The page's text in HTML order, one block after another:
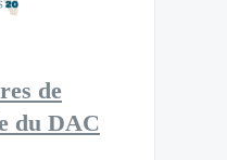
de
du DAC